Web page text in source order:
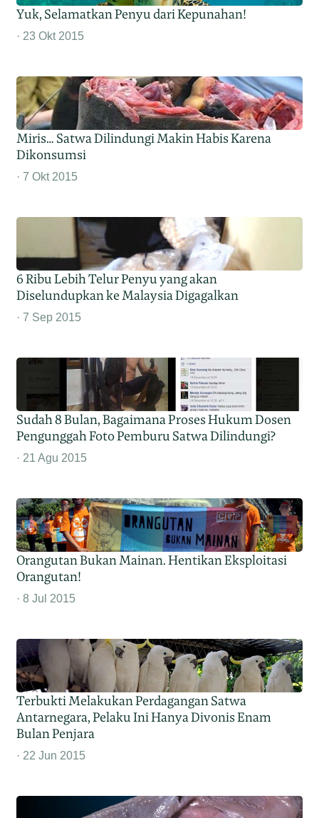
Yuk, Selamatkan Penyu dari Kepunahan!
23 Okt 2015
Miris… Satwa Dilindungi Makin Habis Karena
Dikonsumsi
7 Okt 2015
6 Ribu Lebih Telur Penyu yang akan
Diselundupkan ke Malaysia Digagalkan
7 Sep 2015
Sudah 8 Bulan, Bagaimana Proses Hukum Dosen
Pengunggah Foto Pemburu Satwa Dilindungi?
21 Agu 2015
Orangutan Bukan Mainan. Hentikan Eksploitasi
Orangutan!
8 Jul 2015
Terbukti Melakukan Perdagangan Satwa
Antarnegara, Pelaku Ini Hanya Divonis Enam
Bulan Penjara
22 Jun 2015